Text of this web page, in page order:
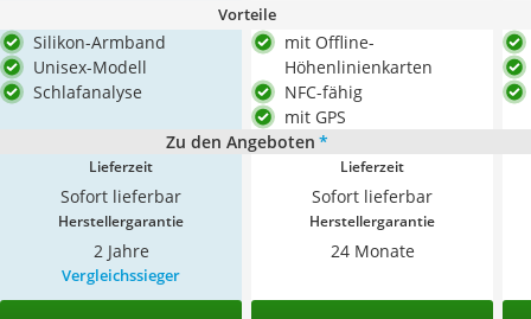
Vorteile
Silikon-Armband
Unisex-Modell
Schlafanalyse
mit Offline-
Höhenlinienkarten
NFC-fähig
mit GPS
Zu den Angeboten *
Lieferzeit
Sofort lieferbar
Lieferzeit
Sofort lieferbar
Herstellergarantie
2 Jahre
Herstellergarantie
24 Monate
Vergleichssieger